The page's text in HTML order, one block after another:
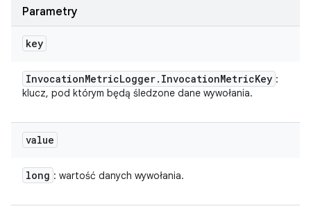
Parametry
key
InvocationMetricLogger. InvocationMetricKey :
klucz, pod którym będą śledzone dane wywołania.
value
long : wartość danych wywołania.